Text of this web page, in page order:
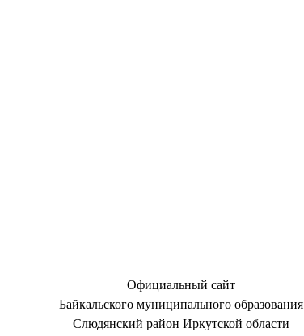
Официальный сайт
Байкальского муниципального образования
Слюдянский район Иркутской области